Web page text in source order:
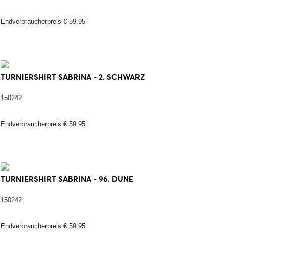
Endverbraucherpreis € 59,95
TURNIERSHIRT SABRINA - 2. SCHWARZ
150242
Endverbraucherpreis € 59,95
TURNIERSHIRT SABRINA - 96. DUNE
150242
Endverbraucherpreis € 59,95